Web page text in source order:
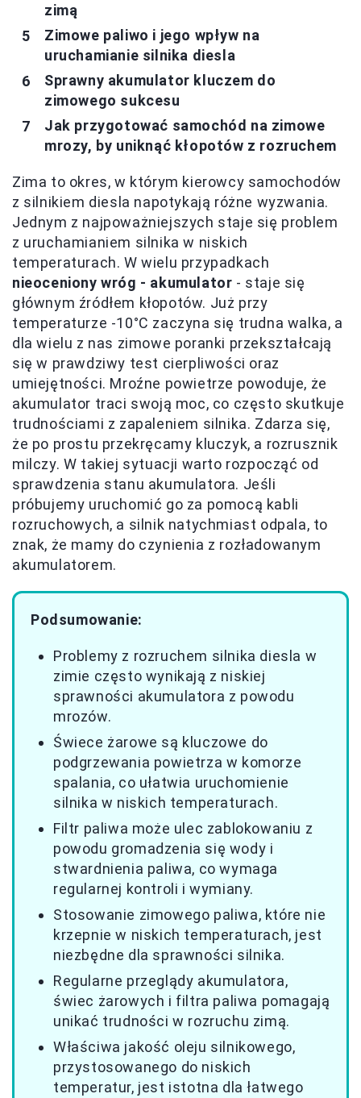
zimą
Zimowe paliwo i jego wpływ na
uruchamianie silnika diesla
Sprawny akumulator kluczem do
zimowego sukcesu
Jak przygotować samochód na zimowe
mrozy, by uniknąć kłopotów z rozruchem
Zima to okres, w którym kierowcy samochodów
z silnikiem diesla napotykają różne wyzwania.
Jednym z najpoważniejszych staje się problem
z uruchamianiem silnika w niskich
temperaturach. W wielu przypadkach
nieoceniony wróg - akumulator - staje się
głównym źródłem kłopotów. Już przy
temperaturze -10°C zaczyna się trudna walka, a
dla wielu z nas zimowe poranki przekształcają
się w prawdziwy test cierpliwości oraz
umiejętności. Mroźne powietrze powoduje, że
akumulator traci swoją moc, co często skutkuje
trudnościami z zapaleniem silnika. Zdarza się,
że po prostu przekręcamy kluczyk, a rozrusznik
milczy. W takiej sytuacji warto rozpocząć od
sprawdzenia stanu akumulatora. Jeśli
próbujemy uruchomić go za pomocą kabli
rozruchowych, a silnik natychmiast odpala, to
znak, że mamy do czynienia z rozładowanym
akumulatorem.
Podsumowanie:
Problemy z rozruchem silnika diesla w
zimie często wynikają z niskiej
sprawności akumulatora z powodu
mrozów.
Świece żarowe są kluczowe do
podgrzewania powietrza w komorze
spalania, co ułatwia uruchomienie
silnika w niskich temperaturach.
Filtr paliwa może ulec zablokowaniu z
powodu gromadzenia się wody i
stwardnienia paliwa, co wymaga
regularnej kontroli i wymiany.
Stosowanie zimowego paliwa, które nie
krzepnie w niskich temperaturach, jest
niezbędne dla sprawności silnika.
Regularne przeglądy akumulatora,
świec żarowych i filtra paliwa pomagają
unikać trudności w rozruchu zimą.
Właściwa jakość oleju silnikowego,
przystosowanego do niskich
temperatur, jest istotna dla łatwego